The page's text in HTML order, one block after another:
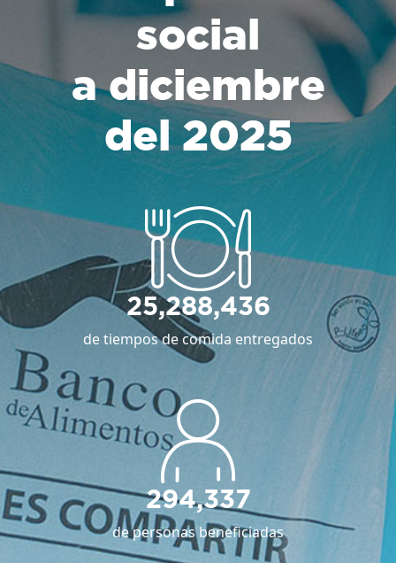
social
a diciembre
del 2025
25,288,436
de tiempos de comida entregados
294,337
de personas beneficiadas